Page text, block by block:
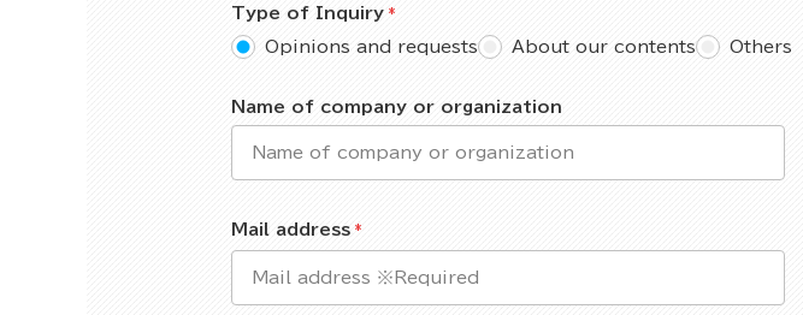
Type of Inquiry
Opinions and requests
About our contents Others
Name of company or organization
Mail address